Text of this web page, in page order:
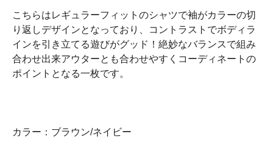
こちらはレギュラーフィットのシャツで袖がカラーの切
り返しデザインとなっており、コントラストでボディラ
インを引き立てる遊びがグッド！絶妙なバランスで組み
合わせ出来アウターとも合わせやすくコーディネートの
ポイントとなる一枚です。
カラー：ブラウン/ネイビー